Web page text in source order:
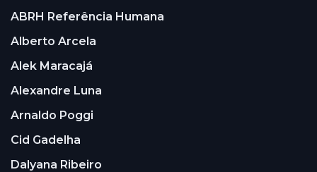
ABRH Referência Humana
Alberto Arcela
Alek Maracajá
Alexandre Luna
Arnaldo Poggi
Cid Gadelha
Dalyana Ribeiro